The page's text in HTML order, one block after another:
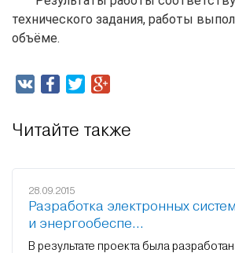
технического задания, работы
объёме.
Читайте также
28.09.2015
Разработка электронных
и энергообеспе...
В результате проекта была